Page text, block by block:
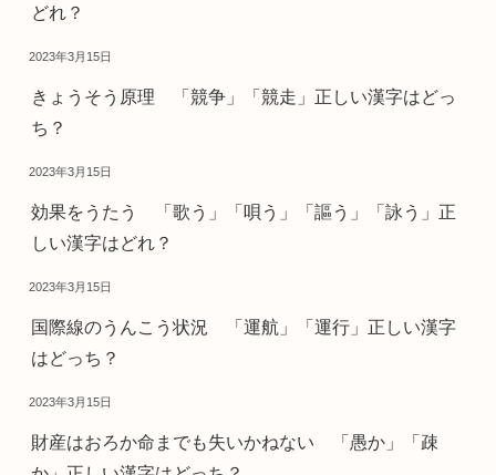
どれ？
2023年3月15日
きょうそう原理 「競争」「競走」正しい漢字はどっ
ち？
2023年3月15日
効果をうたう 「歌う」「唄う」「謳う」「詠う」正
しい漢字はどれ？
2023年3月15日
国際線のうんこう状況 「運航」「運行」正しい漢字
はどっち？
2023年3月15日
財産はおろか命までも失いかねない 「愚か」「疎